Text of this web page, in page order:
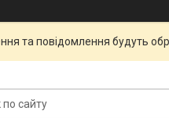
та повідомлення будуть